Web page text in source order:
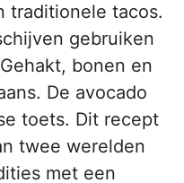
traditionele tacos.
gebruiken
bonen en
De avocado
toets. Dit recept
twee werelden
met een